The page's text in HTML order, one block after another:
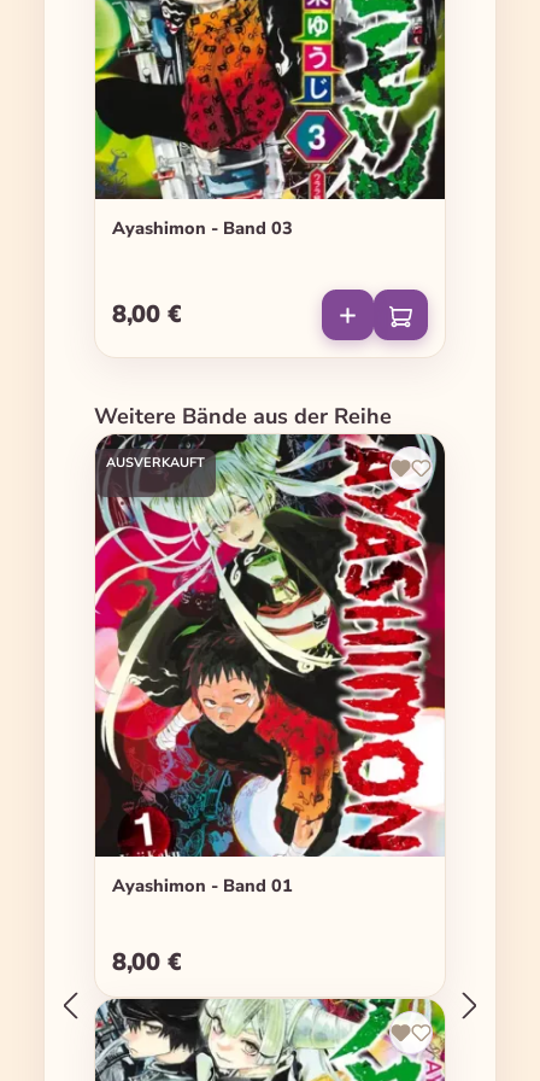
Ayashimon - Band 03
Regulärer Preis:
8,00 €
Produktgalerie überspringen
Weitere Bände aus der Reihe
AUSVERKAUFT
Ayashimon - Band 01
Regulärer Preis:
8,00 €